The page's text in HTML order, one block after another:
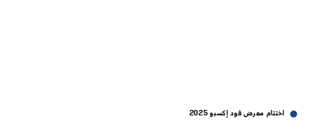
اختتام معرض فود إكسبو 2025